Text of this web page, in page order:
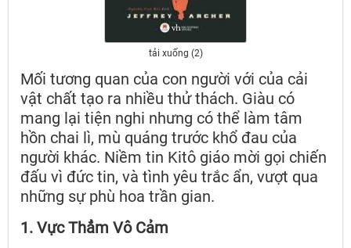
tải xuống (2)
Mối tương quan của con người với của cải
vật chất tạo ra nhiều thử thách. Giàu có
mang lại tiện nghi nhưng có thể làm tâm
hồn chai lì, mù quáng trước khổ đau của
người khác. Niềm tin Kitô giáo mời gọi chiến
đấu vì đức tin, và tình yêu trắc ẩn, vượt qua
những sự phù hoa trần gian.
1. Vực Thẳm Vô Cảm